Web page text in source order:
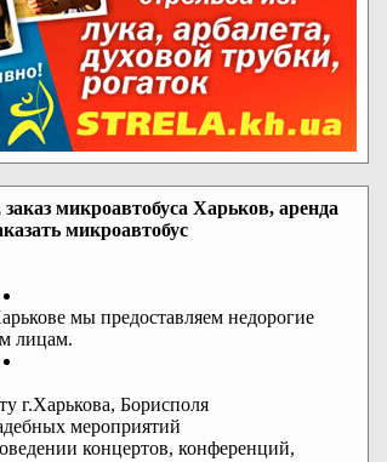
микроавтобуса Харьков, аренда
микроавтобус
мы предоставляем недорогие
лицам.
г.Харькова, Борисполя
мероприятий
концертов, конференций,